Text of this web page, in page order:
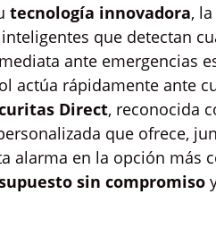
tecnología innovadora,
que detectan
ante emergencias
actúa rápidamente ante
Direct, reconocida
que ofrece,
alarma en la opción más
sin compromiso